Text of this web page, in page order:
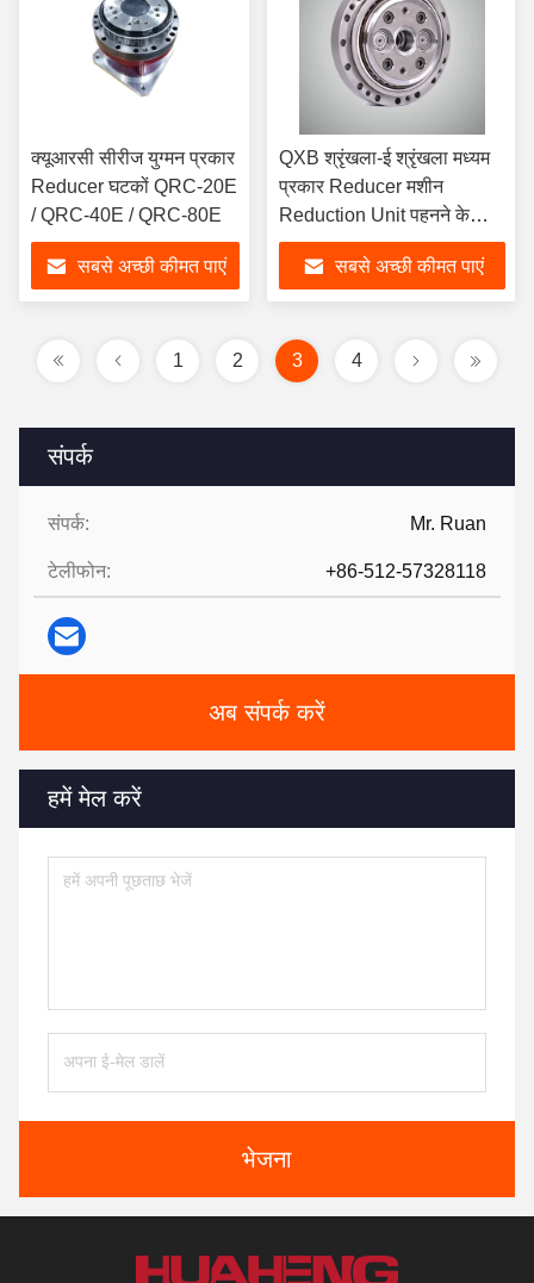
संपर्क
संपर्क: Mr. Ruan
टेलीफोन: +86-512-57328118
अब संपर्क करें
हमें मेल करें
भेजना
क्यूआरसी सीरीज युग्मन प्रकार
Reducer घटकों QRC-20E
/ QRC-40E / QRC-80E
सबसे अच्छी कीमत पाएं
QXB श्रृंखला-ई श्रृंखला मध्यम
प्रकार Reducer मशीन
Reduction Unit पहनने के
प्रतिरोध
सबसे अच्छी कीमत पाएं
1 2 3 4